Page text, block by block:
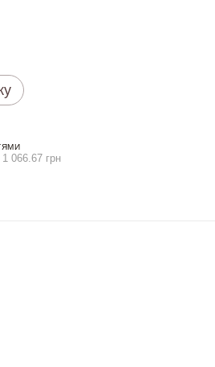
066.67 грн